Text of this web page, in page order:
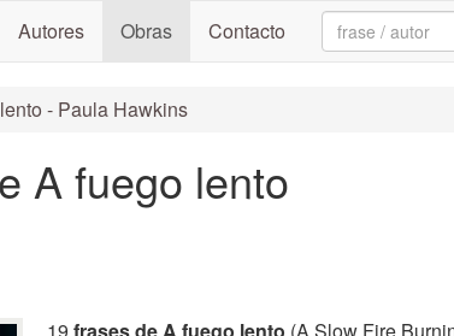
Autores Obras Contacto Search:
- Paula Hawkins
A fuego lento